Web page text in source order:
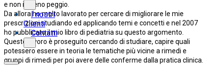
I nostri
Clienti
Contatti
e non il meno peggio.
Da allora ho molto lavorato per cercare di migliorare le mie
prescrizioni studiando ed applicando temi e concetti e nel 2007
ho pubblicato il mio libro di pediatria su questo argomento.
Questo lavoro è proseguito cercando di studiare, capire quali
potessero essere in teoria le tematiche più vicine a rimedi e
gruppi di rimedi per poi avere delle conferme dalla pratica clinica.